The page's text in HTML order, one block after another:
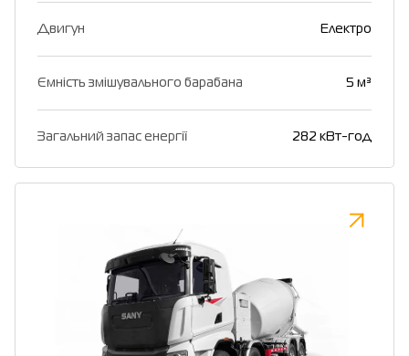
Двигун Електро
Ємність змішувального барабана 5 м³
Загальний запас енергії 282 кВт-год